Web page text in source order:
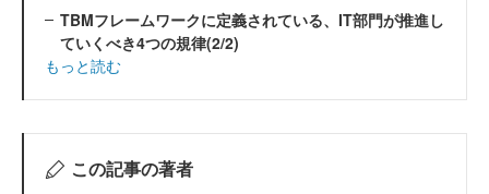
TBMフレームワークに定義されている、IT部門が推進し
ていくべき4つの規律(2/2)
もっと読む
この記事の著者